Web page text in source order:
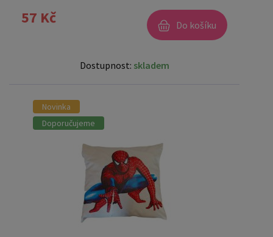
57 Kč Do košíku
Dostupnost: skladem
Novinka
Doporučujeme